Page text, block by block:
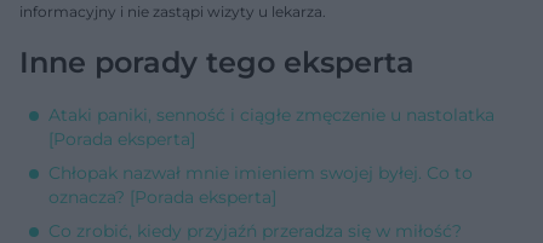
informacyjny i nie zastąpi wizyty u lekarza.
Inne porady tego eksperta
Ataki paniki, senność i ciągłe zmęczenie u nastolatka
[Porada eksperta]
Chłopak nazwał mnie imieniem swojej byłej. Co to
oznacza? [Porada eksperta]
Co zrobić, kiedy przyjaźń przeradza się w miłość?